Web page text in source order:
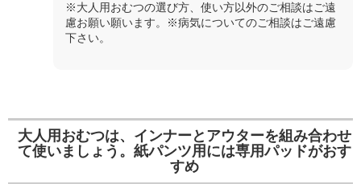
※大人用おむつの選び方、使い方以外のご相談はご遠
慮お願い願います。※病気についてのご相談はご遠慮
下さい。
大人用おむつは、インナーとアウターを組み合わせ
て使いましょう。紙パンツ用には専用パッドがおす
すめ